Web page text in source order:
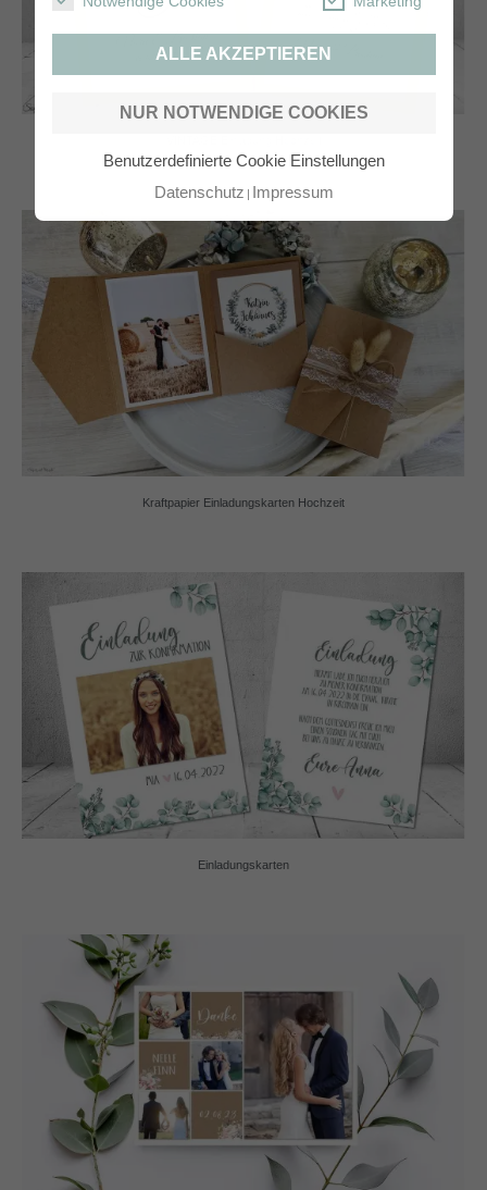
ALLE AKZEPTIEREN
NUR NOTWENDIGE COOKIES
Benutzerdefinierte Cookie Einstellungen
Datenschutz Impressum
Kraftpapier Einladungskarten Hochzeit
Einladungskarten